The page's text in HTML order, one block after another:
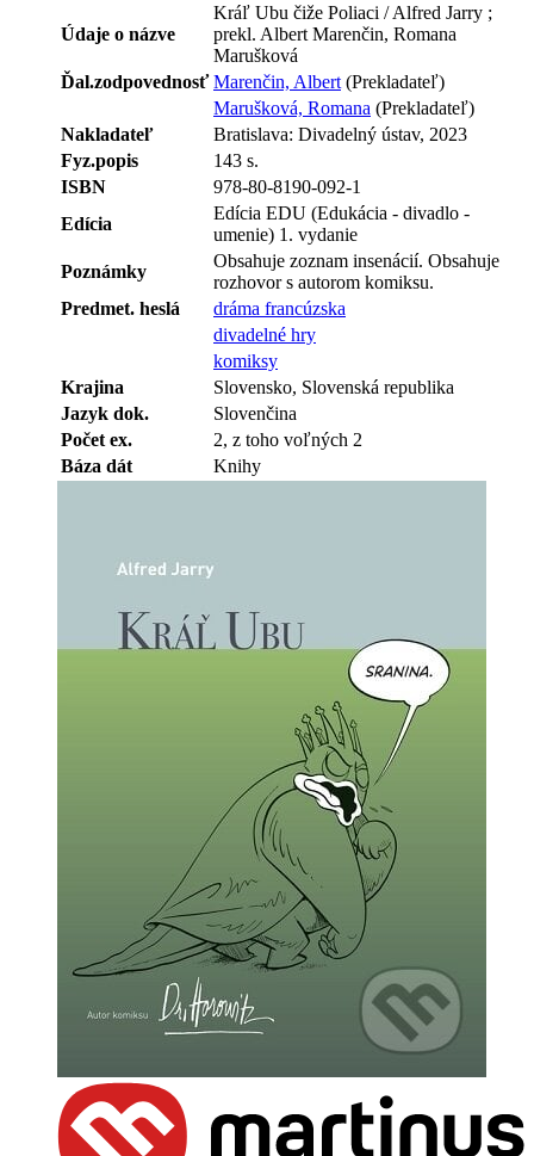
Údaje o názve
Kráľ Ubu čiže Poliaci / Alfred Jarry ;
prekl. Albert Marenčin, Romana
Marušková
Ďal.zodpovednosť Marenčin, Albert (Prekladateľ)
Marušková, Romana (Prekladateľ)
Nakladateľ
Bratislava: Divadelný ústav, 2023
Fyz.popis
143 s.
ISBN
978-80-8190-092-1
Edícia
Edícia EDU (Edukácia - divadlo -
umenie) 1. vydanie
Poznámky
Obsahuje zoznam insenácií. Obsahuje
rozhovor s autorom komiksu.
Predmet. heslá
dráma francúzska
divadelné hry
komiksy
Krajina
Slovensko, Slovenská republika
Jazyk dok.
Slovenčina
Počet ex.
2, z toho voľných 2
Báza dát
Knihy